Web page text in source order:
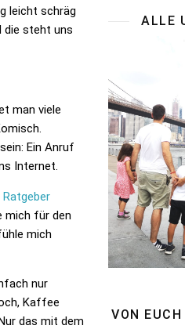
leicht schräg
die steht uns
man viele
Ein Anruf
Internet.
mich für den
mich
nur
Kaffee
das mit dem
ALLE
VON